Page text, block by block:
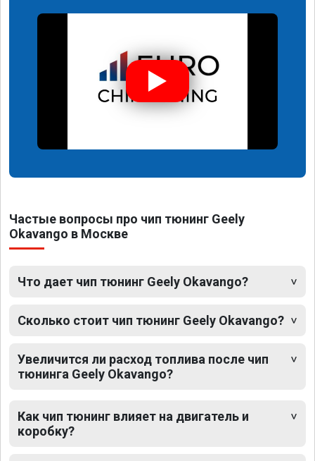
Частые вопросы про чип тюнинг Geely
Okavango в Москве
Что дает чип тюнинг Geely Okavango?
Сколько стоит чип тюнинг Geely Okavango?
Увеличится ли расход топлива после чип
тюнинга Geely Okavango?
Как чип тюнинг влияет на двигатель и
коробку?